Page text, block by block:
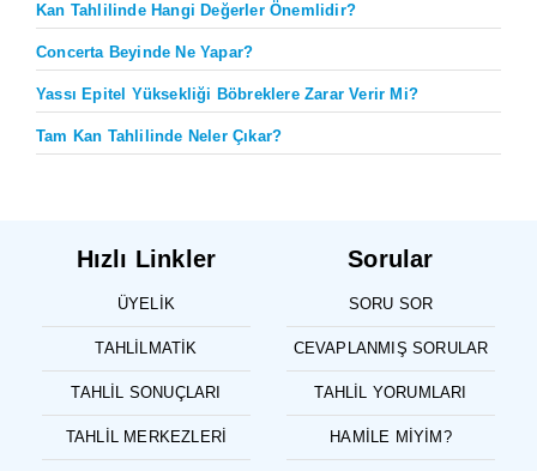
Kan Tahlilinde Hangi Değerler Önemlidir?
Concerta Beyinde Ne Yapar?
Yassı Epitel Yüksekliği Böbreklere Zarar Verir Mi?
Tam Kan Tahlilinde Neler Çıkar?
Hızlı Linkler
ÜYELIK
TAHLILMATIK
TAHLIL SONUÇLARI
TAHLIL MERKEZLERI
Sorular
SORU SOR
CEVAPLANMIŞ SORULAR
TAHLIL YORUMLARI
HAMILE MIYIM?